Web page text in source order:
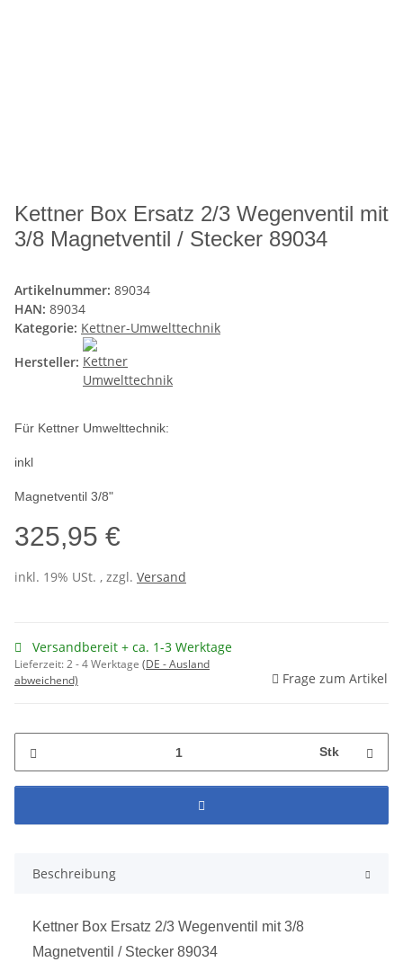
Kettner Box Ersatz 2/3 Wegenventil mit
3/8 Magnetventil / Stecker 89034
Artikelnummer: 89034
HAN: 89034
Kategorie: Kettner-Umwelttechnik
Hersteller:
Für Kettner Umwelttechnik:
inkl
Magnetventil 3/8"
325,95 €
inkl. 19% USt. , zzgl. Versand
Versandbereit + ca. 1-3 Werktage
Lieferzeit:2 - 4 Werktage (DE - Ausland
abweichend)
Frage zum Artikel
Stk
Beschreibung
Kettner Box Ersatz 2/3 Wegenventil mit 3/8
Magnetventil / Stecker 89034